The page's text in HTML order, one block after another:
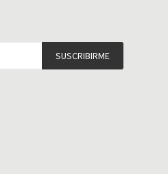
SUSCRIBIRME